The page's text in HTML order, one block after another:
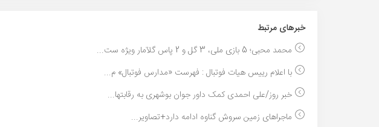
خبر‌های مرتبط
محمد محبی؛ 5 بازی ملی، 3 گل و 2 پاس گلآمار ویژه ست...
با اعلام رییس هیات فوتبال : فهرست «مدارس فوتبال» م...
خبر روز/علی احمدی کمک داور جوان بوشهری به رقابتها...
ماجراهای زمین سروش گناوه ادامه دارد+تصاویر...